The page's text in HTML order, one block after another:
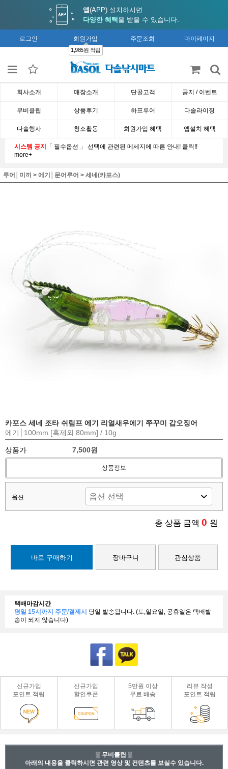
앱(APP) 설치하시면
다양한 혜택 을 받을 수 있습니다.
로그인 회원가입
1,985원 적립
주문조회 마이페이지
회사소개 매장소개 단골고객 공지 / 이벤트
무비클립 상품후기 하프루어 다솔라이징
다솔행사 청소활동 회원가입 혜택 앱설치 혜택
시스템 공지 「 필수옵션 」 선택에 관련된 메세지에 따른 안내! 클릭!!
more+
루어│미끼 > 에기│문어루어 > 세네(카포스)
카포스 세네 조타 쉬림프 에기 리얼새우에기 쭈꾸미 갑오징어
에기│100mm [훅제외 80mm] / 10g
상품가 7,500원
상품정보
옵션
총 상품 금액 0 원
바로 구매하기 장바구니 관심상품
택배마감시간
평일 15시까지 주문/결제시 당일 발송됩니다. (토,일요일, 공휴일은 택배발
송이 되지 않습니다)
신규가입
포인트 적립
신규가입
할인쿠폰
5만원 이상
무료 배송
리뷰 작성
포인트 적립
▒ 무비클립 ▒
아래의 내용을 클릭하시면 관련 영상 및 컨텐츠를 보실수 있습니다.